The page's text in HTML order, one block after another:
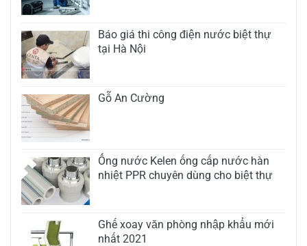
Báo giá thi công điện nước biệt thự
tại Hà Nội
Gỗ An Cường
Ống nước Kelen ống cấp nước hàn
nhiệt PPR chuyên dùng cho biệt thự
Ghế xoay văn phòng nhập khẩu mới
nhất 2021